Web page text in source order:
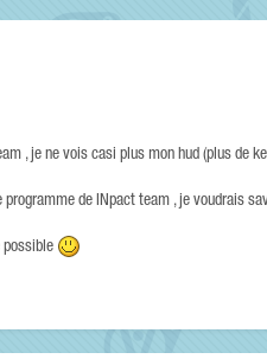
, je ne vois casi plus mon hud (plus de
de INpact team , je voudrais
possible